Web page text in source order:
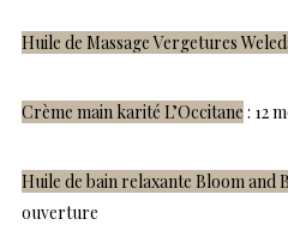
Huile de Massage Vergetures
Crème main karité L’Occitane : 12
Huile de bain relaxante Bloom and
ouverture